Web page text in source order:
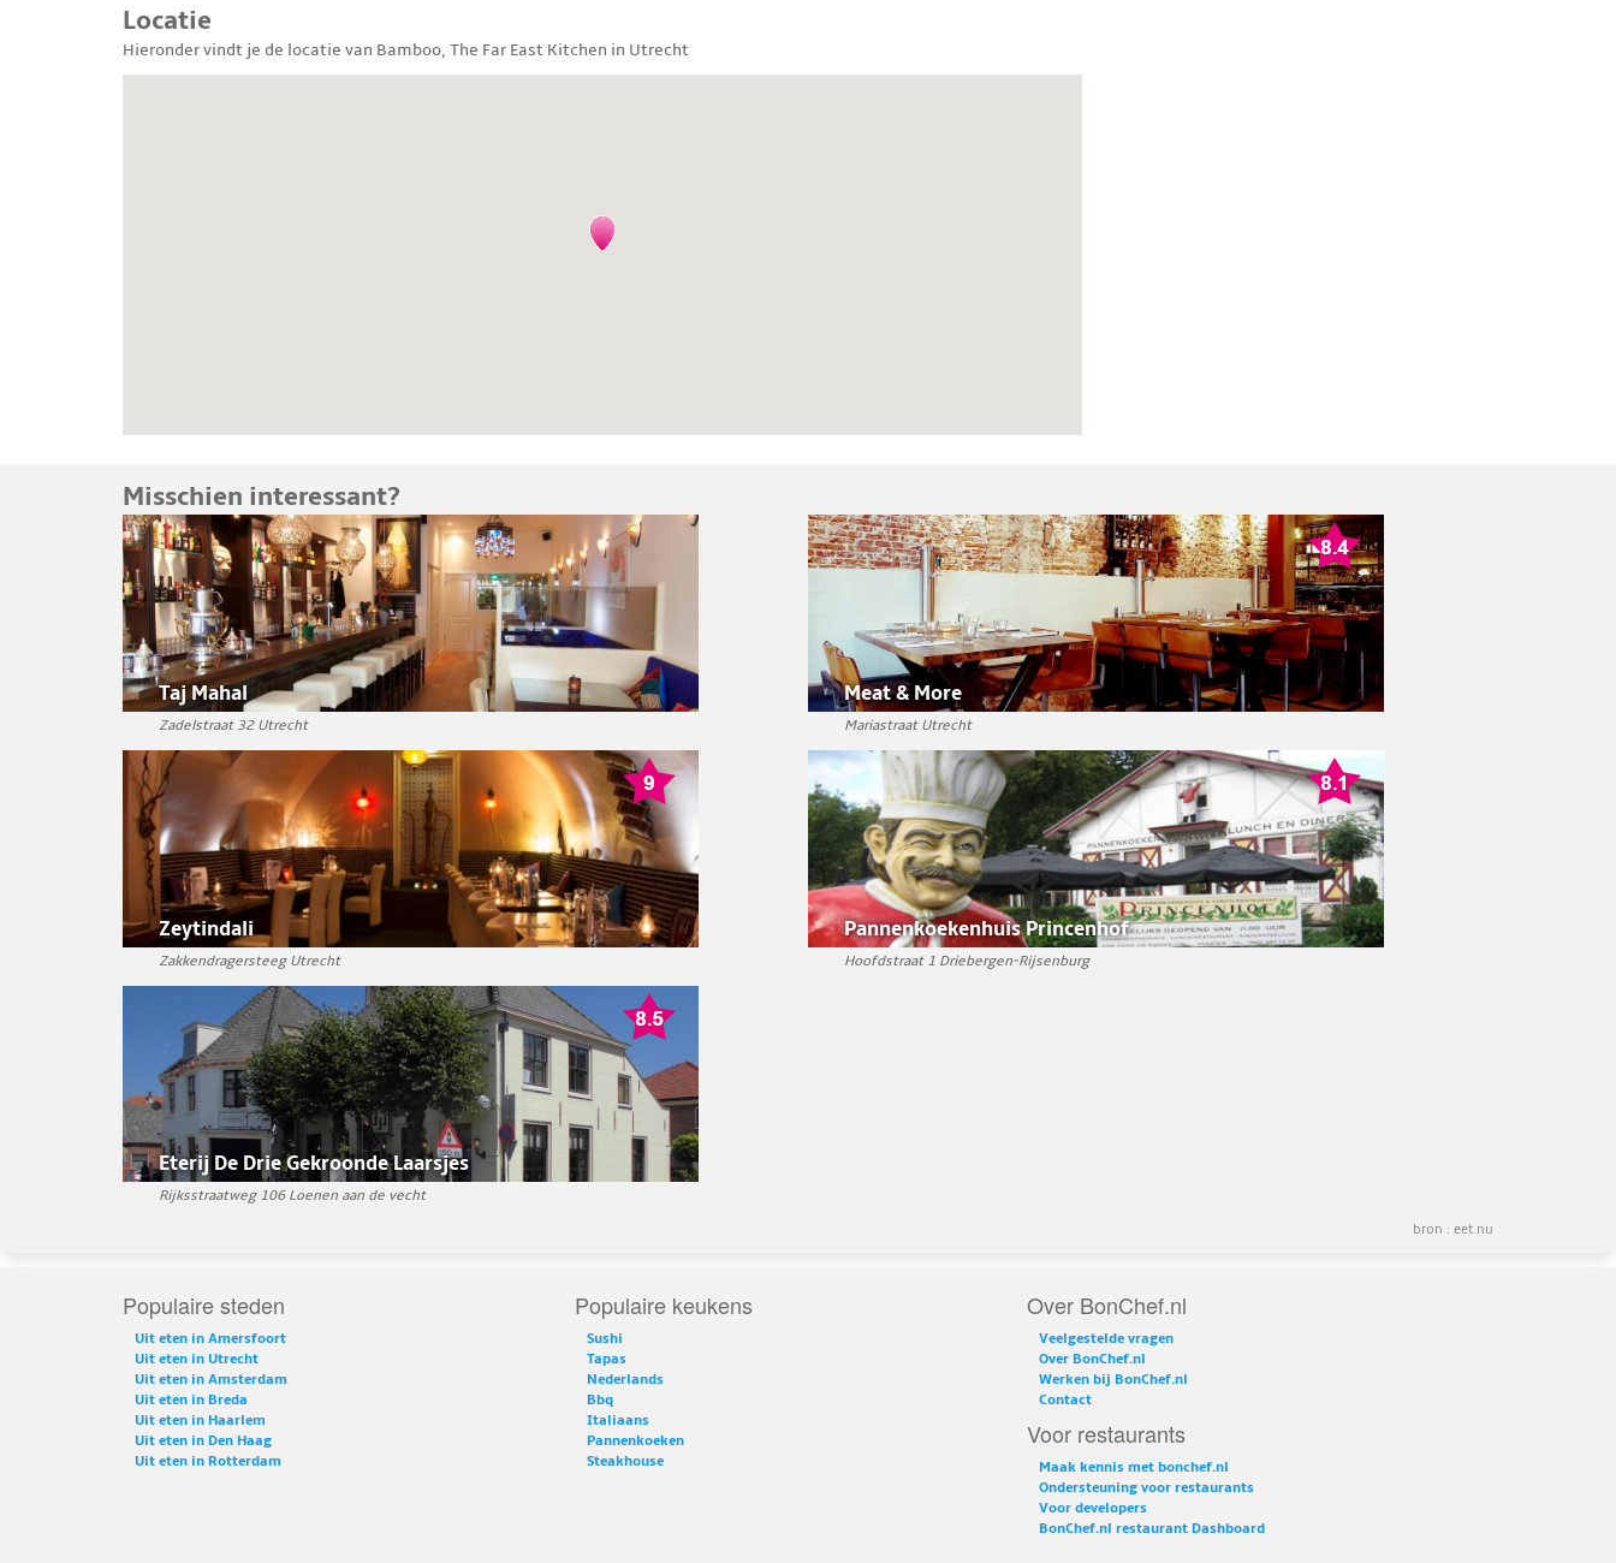
Locatie
Hieronder vindt je de locatie van Bamboo, The Far East Kitchen in Utrecht
Misschien interessant?
Taj Mahal
Zadelstraat 32 Utrecht
Meat & More
Mariastraat Utrecht
Zeytindali
Zakkendragersteeg Utrecht
Pannenkoekenhuis Princenhof
Hoofdstraat 1 Driebergen-Rijsenburg
Eterij De Drie Gekroonde Laarsjes
Rijksstraatweg 106 Loenen aan de vecht
bron : eet.nu
Populaire steden
Uit eten in Amersfoort
Uit eten in Utrecht
Uit eten in Amsterdam
Uit eten in Breda
Uit eten in Haarlem
Uit eten in Den Haag
Uit eten in Rotterdam
Populaire keukens
Sushi
Tapas
Nederlands
Bbq
Italiaans
Pannenkoeken
Steakhouse
Over BonChef.nl
Veelgestelde vragen
Over BonChef.nl
Werken bij BonChef.nl
Contact
Voor restaurants
Maak kennis met bonchef.nl
Ondersteuning voor restaurants
Voor developers
BonChef.nl restaurant Dashboard